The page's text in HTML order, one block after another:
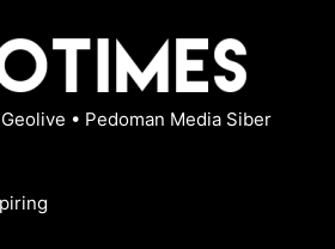
Geolive • Pedoman Media Siber